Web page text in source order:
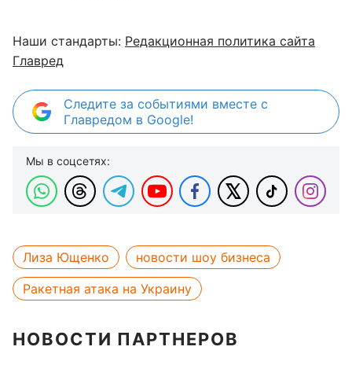
Наши стандарты: Редакционная политика сайта
Главред
Следите за событиями вместе с
Главредом в Google!
Мы в соцсетях:
Лиза Ющенко
новости шоу бизнеса
Ракетная атака на Украину
НОВОСТИ ПАРТНЕРОВ